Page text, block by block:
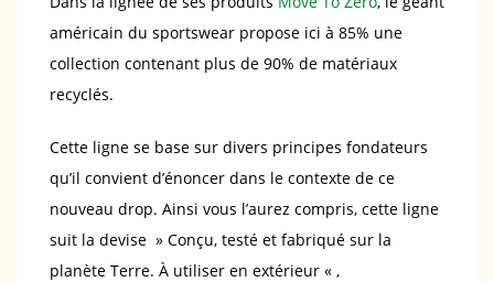
américain du sportswear propose ici à 85% une
collection contenant plus de 90% de matériaux
recyclés.
Cette ligne se base sur divers principes fondateurs
qu’il convient d’énoncer dans le contexte de ce
nouveau drop. Ainsi vous l’aurez compris, cette ligne
suit la devise » Conçu, testé et fabriqué sur la
planète Terre. À utiliser en extérieur « ,